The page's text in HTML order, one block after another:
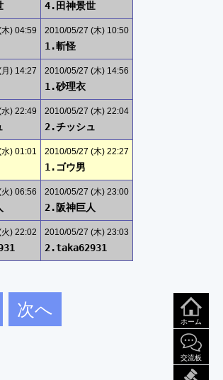
ホーム
交流板
4.田神景世
) 04:59 2010/05/27 (木) 10:50
1.斬怪
) 14:27 2010/05/27 (木) 14:56
1.砂理衣
) 22:49 2010/05/27 (木) 22:04
2.チッシュ
) 01:01 2010/05/27 (木) 22:27
1.ゴウ男
) 06:56 2010/05/27 (木) 23:00
2.阪神巨人
) 22:02 2010/05/27 (木) 23:03
2.taka62931
次へ